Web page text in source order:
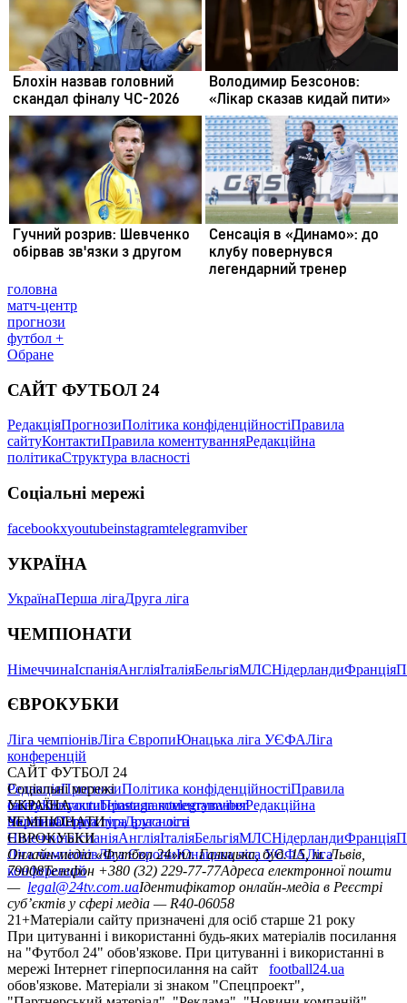
головна
матч-центр
прогнози
футбол +
Обране
САЙТ ФУТБОЛ 24
РедакціяПрогнозиПолітика конфіденційностіПравила
сайтуКонтактиПравила коментуванняРедакційна
політикаСтруктура власності
Соціальні мережі
facebookxyoutubeinstagramtelegramviber
УКРАЇНА
УкраїнаПерша лігаДруга ліга
ЧЕМПІОНАТИ
НімеччинаІспаніяАнгліяІталіяБельгіяМЛСНідерландиФранція
ЄВРОКУБКИ
Ліга чемпіонівЛіга ЄвропиЮнацька ліга УЄФАЛіга
конференцій
САЙТ ФУТБОЛ 24
РедакціяПрогнозиПолітика конфіденційностіПравила
сайтуКонтактиПравила коментуванняРедакційна
політикаСтруктура власності
Соціальні мережі
facebookxyoutubeinstagramtelegramviber
УКРАЇНА
УкраїнаПерша лігаДруга ліга
ЧЕМПІОНАТИ
НімеччинаІспаніяАнгліяІталіяБельгіяМЛСНідерландиФранція
ЄВРОКУБКИ
Ліга чемпіонівЛіга ЄвропиЮнацька ліга УЄФАЛіга
конференцій
Онлайн-медіа «Футбол 24»пл. Галицька, буд. 15, м. Львів,
79008Телефон +380 (32) 229-77-77Адреса електронної пошти
— legal@24tv.com.uaІдентифікатор онлайн-медіа в Реєстрі
суб’єктів у сфері медіа — R40-06058
21+Матеріали сайту призначені для осіб старше 21 року
При цитуванні і використанні будь-яких матеріалів посилання
на "Футбол 24" обов'язкове. При цитуванні і використанні в
мережі Інтернет гіперпосилання на сайт
football24.ua
обов'язкове. Матеріали зі знаком "Спецпроект",